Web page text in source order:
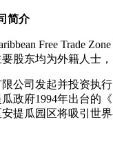
简介
Free Trade
股东均为外籍人士
公司发起并投资执
政府1994年出台的
提瓜园区将吸引世